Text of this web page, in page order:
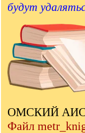
будут
ОМСКИЙ
Файл